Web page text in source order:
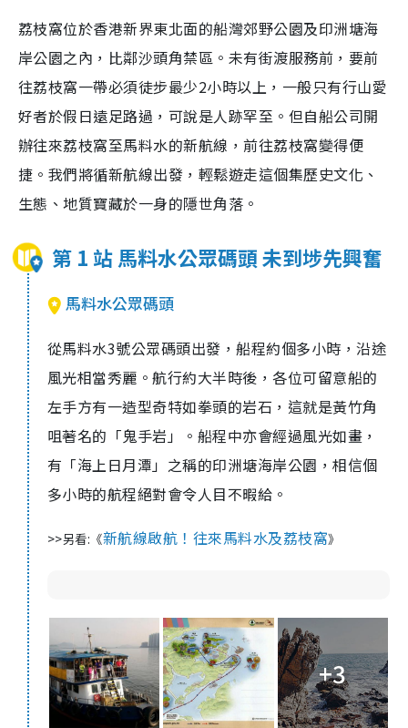
荔枝窩位於香港新界東北面的船灣郊野公園及印洲塘海
岸公園之內，比鄰沙頭角禁區。未有街渡服務前，要前
往荔枝窩一帶必須徒步最少2小時以上，一般只有行山愛
好者於假日遠足路過，可說是人跡罕至。但自船公司開
辦往來荔枝窩至馬料水的新航線，前往荔枝窩變得便
捷。我們將循新航線出發，輕鬆遊走這個集歷史文化、
生態、地質寶藏於一身的隱世角落。
第 1 站 馬料水公眾碼頭 未到埗先興奮
馬料水公眾碼頭
從馬料水3號公眾碼頭出發，船程約個多小時，沿途
風光相當秀麗。航行約大半時後，各位可留意船的
左手方有一造型奇特如拳頭的岩石，這就是黃竹角
咀著名的「鬼手岩」。船程中亦會經過風光如畫，
有「海上日月潭」之稱的印洲塘海岸公園，相信個
多小時的航程絕對會令人目不暇給。
>>另看:《新航線啟航！往來馬料水及荔枝窩》
+3